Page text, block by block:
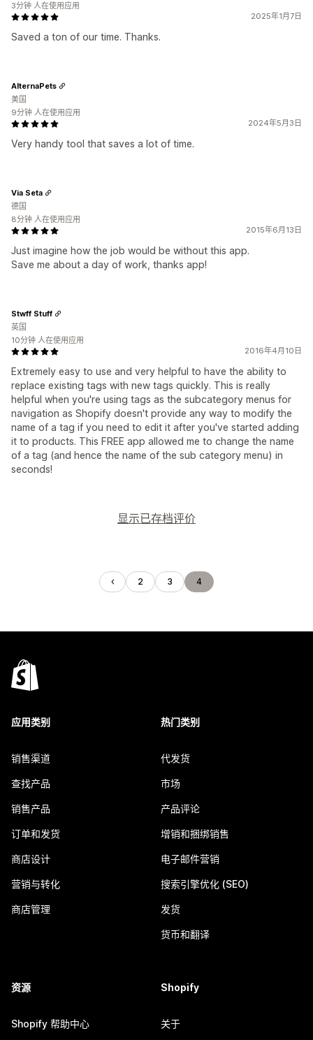
2025年1月7日
Saved a ton of our time. Thanks.
3分钟 人在使用应用
2024年5月3日
Very handy tool that saves a lot of time.
AlternaPets
美国
9分钟 人在使用应用
2015年6月13日
Just imagine how the job would be without this app.
Save me about a day of work, thanks app!
Via Seta
德国
8分钟 人在使用应用
2016年4月10日
Extremely easy to use and very helpful to have the ability to
replace existing tags with new tags quickly. This is really
helpful when you're using tags as the subcategory menus for
navigation as Shopify doesn't provide any way to modify the
name of a tag if you need to edit it after you've started adding
it to products. This FREE app allowed me to change the name
of a tag (and hence the name of the sub category menu) in
seconds!
Stwff Stuff
英国
10分钟 人在使用应用
显示已存档评价
2 3 4
应用类别
销售渠道
查找产品
销售产品
订单和发货
商店设计
营销与转化
商店管理
热门类别
代发货
市场
产品评论
增销和捆绑销售
电子邮件营销
搜索引擎优化 (SEO)
发货
货币和翻译
资源
Shopify 帮助中心
Shopify
关于